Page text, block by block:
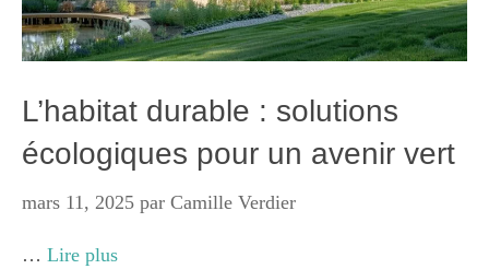
L’habitat durable : solutions
écologiques pour un avenir vert
mars 11, 2025 par Camille Verdier
… Lire plus